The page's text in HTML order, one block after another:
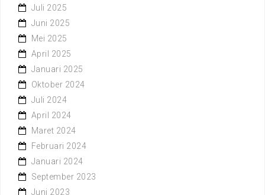
Juli 2025
Juni 2025
Mei 2025
April 2025
Januari 2025
Oktober 2024
Juli 2024
April 2024
Maret 2024
Februari 2024
Januari 2024
September 2023
Juni 2023